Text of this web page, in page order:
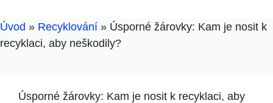
Úvod » Recyklování » Úsporné žárovky: Kam je nosit k
recyklaci, aby neškodily?
Úsporné žárovky: Kam je nosit k recyklaci, aby